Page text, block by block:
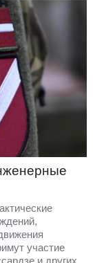
участие
и других